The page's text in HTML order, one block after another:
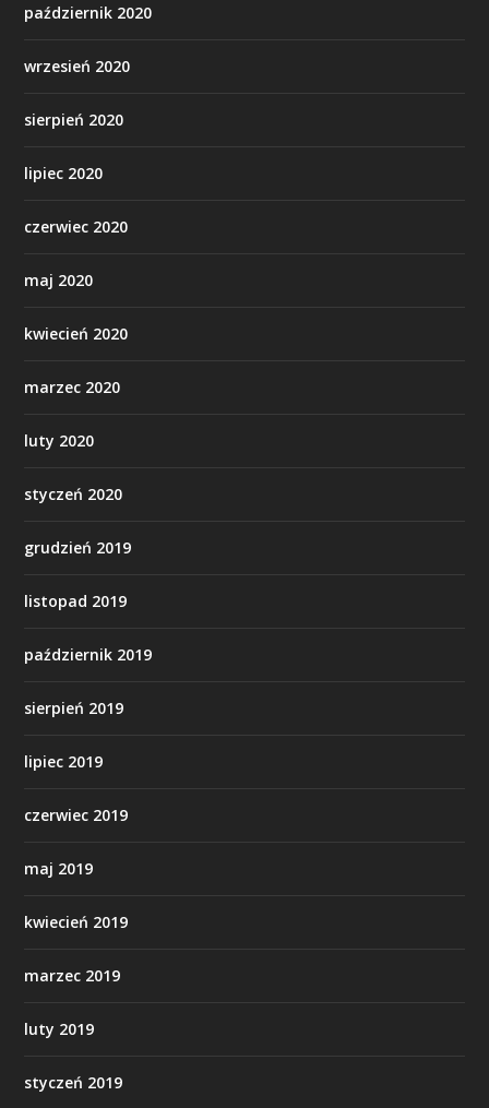
październik 2020
wrzesień 2020
sierpień 2020
lipiec 2020
czerwiec 2020
maj 2020
kwiecień 2020
marzec 2020
luty 2020
styczeń 2020
grudzień 2019
listopad 2019
październik 2019
sierpień 2019
lipiec 2019
czerwiec 2019
maj 2019
kwiecień 2019
marzec 2019
luty 2019
styczeń 2019